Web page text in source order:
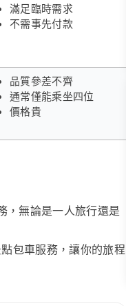
滿足臨時需求
不需事先付款
品質參差不齊
通常僅能乘坐四位
價格貴
，無論是一人旅行還是
包車服務，讓你的旅程